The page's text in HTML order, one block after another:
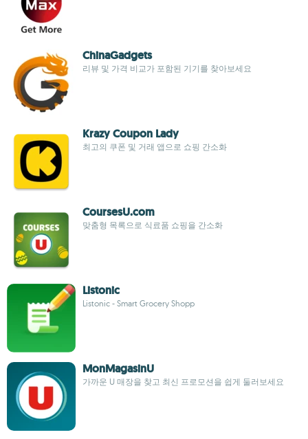
ChinaGadgets
리뷰 및 가격 비교가 포함된 기기를 찾아보세요
Krazy Coupon Lady
최고의 쿠폰 및 거래 앱으로 쇼핑 간소화
CoursesU.com
맞춤형 목록으로 식료품 쇼핑을 간소화
Listonic
Listonic - Smart Grocery Shopp
MonMagasinU
가까운 U 매장을 찾고 최신 프로모션을 쉽게 둘러보세요